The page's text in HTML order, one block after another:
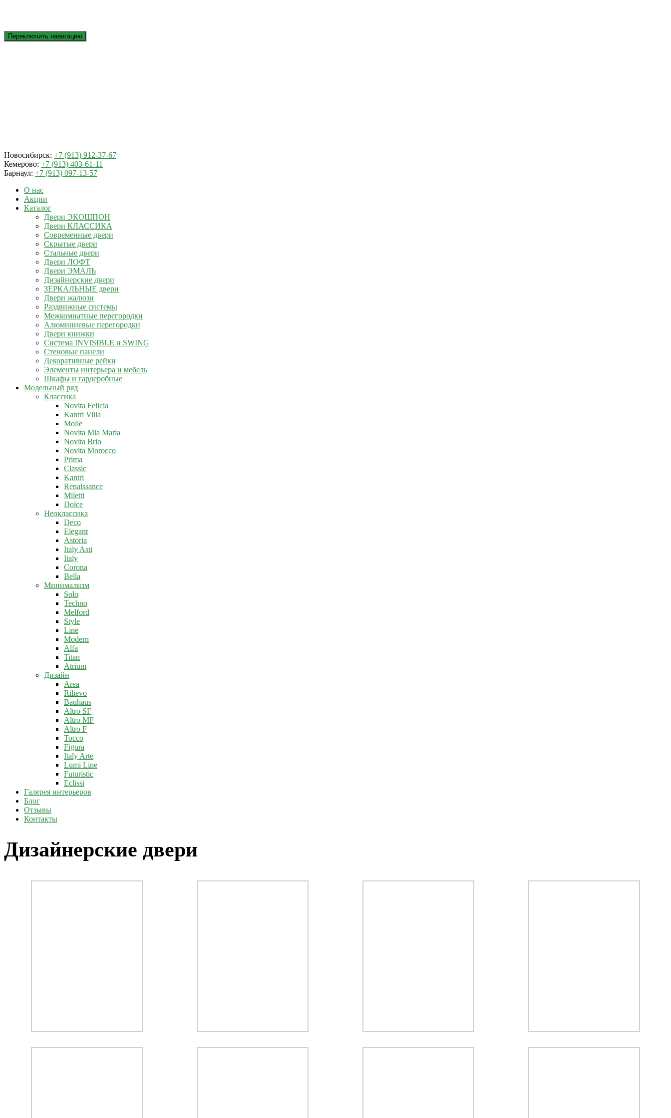
Переключить навигацию
Новосибирск: +7 (913) 912-37-67
Кемерово: +7 (913) 403-61-11
Барнаул: +7 (913) 097-13-57
О нас
Акции
Каталог
Двери ЭКОШПОН
Двери КЛАССИКА
Современные двери
Скрытые двери
Стальные двери
Двери ЛОФТ
Двери ЭМАЛЬ
Дизайнерские двери
ЗЕРКАЛЬНЫЕ двери
Двери жалюзи
Раздвижные системы
Межкомнатные перегородки
Алюминиевые перегородки
Двери книжки
Система INVISIBLE и SWING
Стеновые панели
Декоративные рейки
Элементы интерьера и мебель
Шкафы и гардеробные
Модельный ряд
Классика
Novita Felicia
Kantri Villa
Molle
Novita Mia Maria
Novita Brio
Novita Morocco
Prima
Classic
Kantri
Renaissance
Miletti
Dolce
Неоклассика
Deco
Elegant
Astoria
Italy Asti
Italy
Corona
Bella
Минимализм
Solo
Techno
Melford
Style
Line
Modern
Alfa
Titan
Atrium
Дизайн
Area
Rilievo
Bauhaus
Altro SF
Altro MF
Altro F
Tocco
Figura
Italy Arte
Lumi Line
Futuristic
Eclissi
Галерея интерьеров
Блог
Отзывы
Контакты
Дизайнерские двери